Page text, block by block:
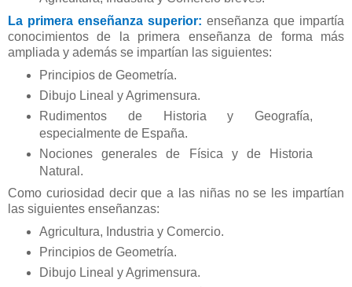
La primera enseñanza superior: enseñanza que impartía
conocimientos de la primera enseñanza de forma más
ampliada y además se impartían las siguientes:
Principios de Geometría.
Dibujo Lineal y Agrimensura.
Rudimentos de Historia y Geografía,
especialmente de España.
Nociones generales de Física y de Historia
Natural.
Como curiosidad decir que a las niñas no se les impartían
las siguientes enseñanzas:
Agricultura, Industria y Comercio.
Principios de Geometría.
Dibujo Lineal y Agrimensura.